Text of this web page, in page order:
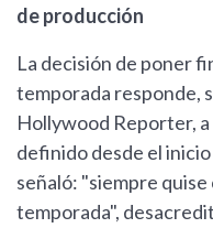
de producción
La decisión de poner
temporada responde,
Hollywood Reporter,
definido desde el
señaló: "siempre
temporada",